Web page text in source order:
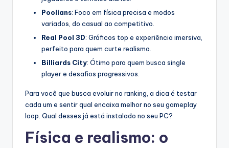
Poolians: Foco em física precisa e modos
variados, do casual ao competitivo.
Real Pool 3D: Gráficos top e experiência imersiva,
perfeito para quem curte realismo.
Billiards City: Ótimo para quem busca single
player e desafios progressivos.
Para você que busca evoluir no ranking, a dica é testar
cada um e sentir qual encaixa melhor no seu gameplay
loop. Qual desses já está instalado no seu PC?
Física e realismo: o